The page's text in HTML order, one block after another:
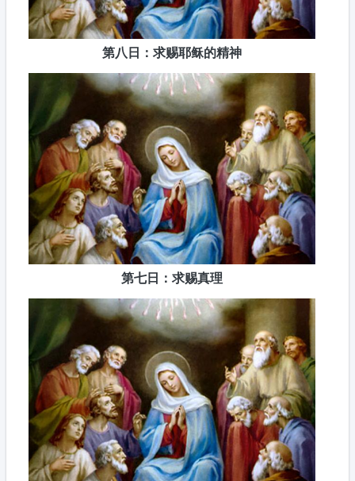
第八日：求赐耶稣的精神
第七日：求赐真理